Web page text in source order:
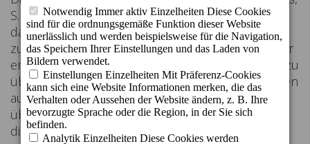
S.L. behält sich das Recht vor, die auf der Website
dargestellten Informationen jederzeit zu ändern,
zu modifizieren, zu ergänzen oder zu löschen. Wir
empfehlen Ihnen daher, die Website regelmäßig zu
überprüfen, um stets über eventuelle Änderungen
auf dem Laufenden zu sein. Das Internetportal
übernimmt keinerlei Haftung für fremde Inhalte,
die von der Website übertragen oder beherbergt